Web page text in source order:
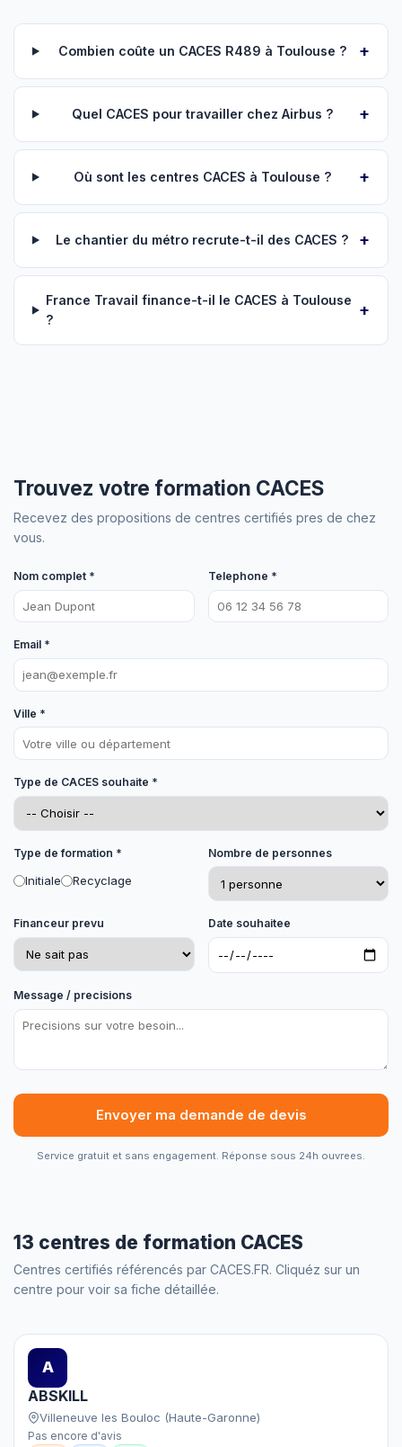
Combien coûte un CACES R489 à Toulouse ?
Quel CACES pour travailler chez Airbus ?
Où sont les centres CACES à Toulouse ?
Le chantier du métro recrute-t-il des CACES ?
France Travail finance-t-il le CACES à Toulouse
?
Trouvez votre formation CACES
Recevez des propositions de centres certifiés pres de chez
vous.
Nom complet * Telephone *
Email *
Ville *
Type de CACES souhaite *
Type de formation *
Initiale Recyclage
Nombre de personnes
Financeur prevu Date souhaitee
Message / precisions
Envoyer ma demande de devis
Service gratuit et sans engagement. Réponse sous 24h ouvrees.
13 centres de formation CACES
Centres certifiés référencés par CACES.FR. Cliquéz sur un
centre pour voir sa fiche détaillée.
A
ABSKILL
Villeneuve les Bouloc (Haute-Garonne)
Pas encore d'avis